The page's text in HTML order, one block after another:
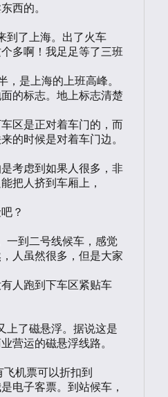
西的。
多啊！我足足等了三班
，是上海的上班高峰。
的标志。地上标志清楚
区是正对着车门的，而
的时候是对着车门边。
考虑到如果人很多，非
把人挤到车厢上，
？
人虽然很多，但是大家
人跑到下车区紧贴车
营运的磁悬浮线路。
机票可以折扣到
子客票。到站候车，